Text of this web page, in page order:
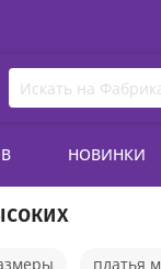
НОВИНКИ
платья